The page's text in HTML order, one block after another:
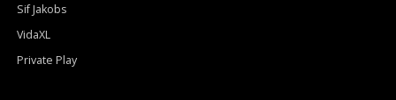
Sif Jakobs
VidaXL
Private Play